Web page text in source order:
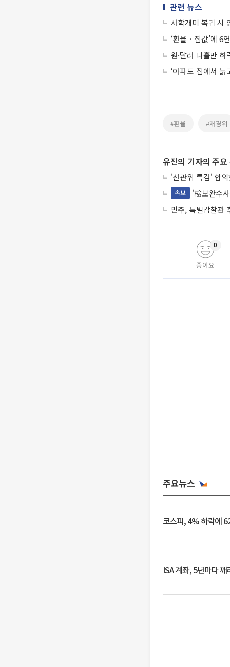
관련 뉴스
서학개미 복귀 시
‘환율ㆍ집값’에
원·달러 나흘만 하
‘아파도 집에서
#환율 #재경위
유진의 기자의 주요
'선관위 특검' 합
속보
'檢보완수
민주, 특별감찰관
좋아요
0
주요뉴스
코스피, 4% 하락에
ISA 계좌, 5년마다